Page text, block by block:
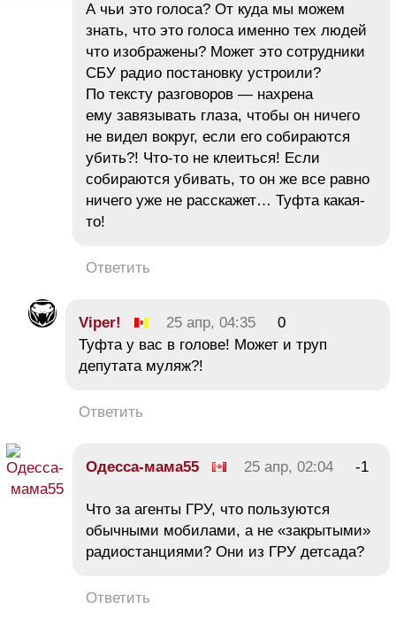
А чьи это голоса? От куда мы можем
знать, что это голоса именно тех людей
что изображены? Может это сотрудники
СБУ радио постановку устроили?
По тексту разговоров — нахрена
ему завязывать глаза, чтобы он ничего
не видел вокруг, если его собираются
убить?! Что-то не клеиться! Если
собираются убивать, то он же все равно
ничего уже не расскажет… Туфта какая-
то!
Ответить
Viper! 25 апр, 04:35
0
Туфта у вас в голове! Может и труп
депутата муляж?!
Ответить
Одесса-мама55 25 апр, 02:04 -1
Что за агенты ГРУ, что пользуются
обычными мобилами, а не «закрытыми»
радиостанциями? Они из ГРУ детсада?
Ответить